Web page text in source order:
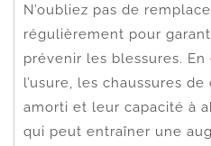
N’oubliez pas de
régulièrement pour
prévenir les blessures.
l’usure, les chaussures
amorti et leur capacité à
qui peut entraîner une